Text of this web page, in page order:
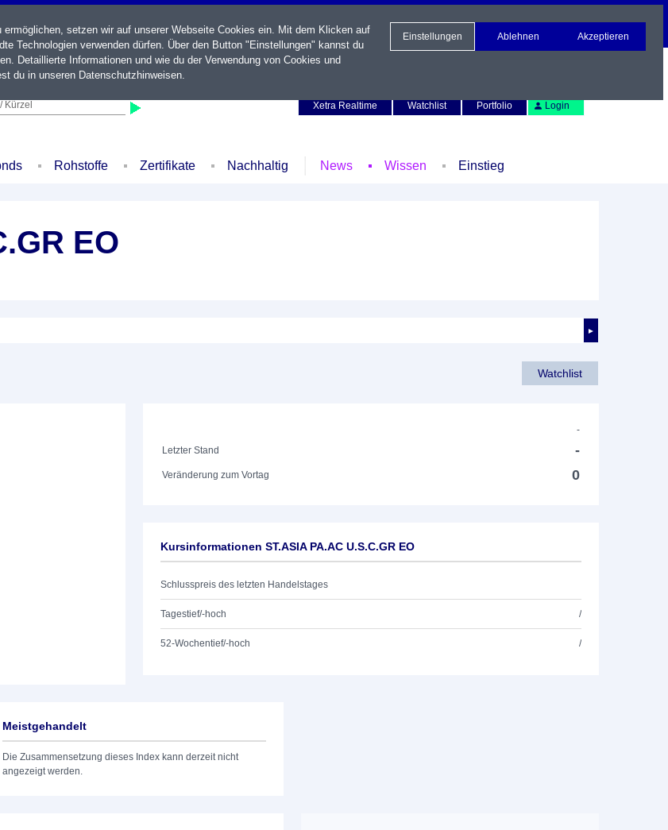
Kürzel
Xetra Realtime
Watchlist Portfolio Login
Rohstoffe Zertifikate Nachhaltig News Wissen Einstieg
EO
►
Watchlist
-
Letzter Stand
-
Veränderung zum Vortag 0
Kursinformationen ST.ASIA PA.AC U.S.C.GR EO
Schlusspreis des letzten Handelstages
Tagestief/-hoch /
52-Wochentief/-hoch /
Meistgehandelt
Die Zusammensetzung dieses Index kann derzeit nicht
angezeigt werden.
setzen wir auf unserer Webseite Cookies ein. Mit dem Klicken auf
Technologien verwenden dürfen. Über den Button "Einstellungen" kannst du
Detaillierte Informationen und wie du der Verwendung von Cookies und
du in unseren Datenschutzhinweisen.
Einstellungen Ablehnen Akzeptieren